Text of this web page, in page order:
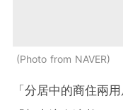
Photo from NAVER
「分居中的商住兩